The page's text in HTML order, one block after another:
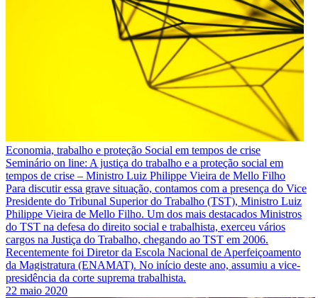
Economia, trabalho e proteção Social em tempos de crise
Seminário on line: A justiça do trabalho e a proteção social em
tempos de crise – Ministro Luiz Philippe Vieira de Mello Filho
Para discutir essa grave situação, contamos com a presença do Vice
Presidente do Tribunal Superior do Trabalho (TST), Ministro Luiz
Philippe Vieira de Mello Filho. Um dos mais destacados Ministros
do TST na defesa do direito social e trabalhista, exerceu vários
cargos na Justiça do Trabalho, chegando ao TST em 2006.
Recentemente foi Diretor da Escola Nacional de Aperfeiçoamento
da Magistratura (ENAMAT). No início deste ano, assumiu a vice-
presidência da corte suprema trabalhista.
22 maio 2020